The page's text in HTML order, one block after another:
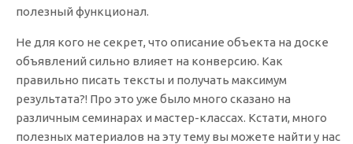
полезный функционал.
Не для кого не секрет, что описание объекта на доске
объявлений сильно влияет на конверсию. Как
правильно писать тексты и получать максимум
результата?! Про это уже было много сказано на
различным семинарах и мастер-классах. Кстати, много
полезных материалов на эту тему вы можете найти у нас